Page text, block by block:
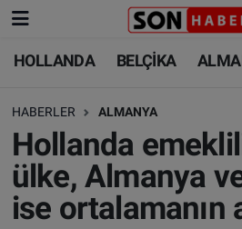
HOLLANDA BELÇİKA
HABERLER ALMANYA
Hollanda
ülke, Almanya
ise ortalamanın
HOLLANDA
BELÇİKA
ALMANYA
FRANSA
HOLLANDA
BELÇİKA
ALMANYA
TÜRKİYE
Nöbetçi Eczaneler
Hava Durumu
Trafik Durumu
Süper Lig Puan Durumu ve